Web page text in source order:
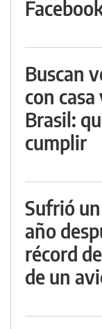
Buscan
con
Brasil:
cumplir
Sufrió
año
récord
de un